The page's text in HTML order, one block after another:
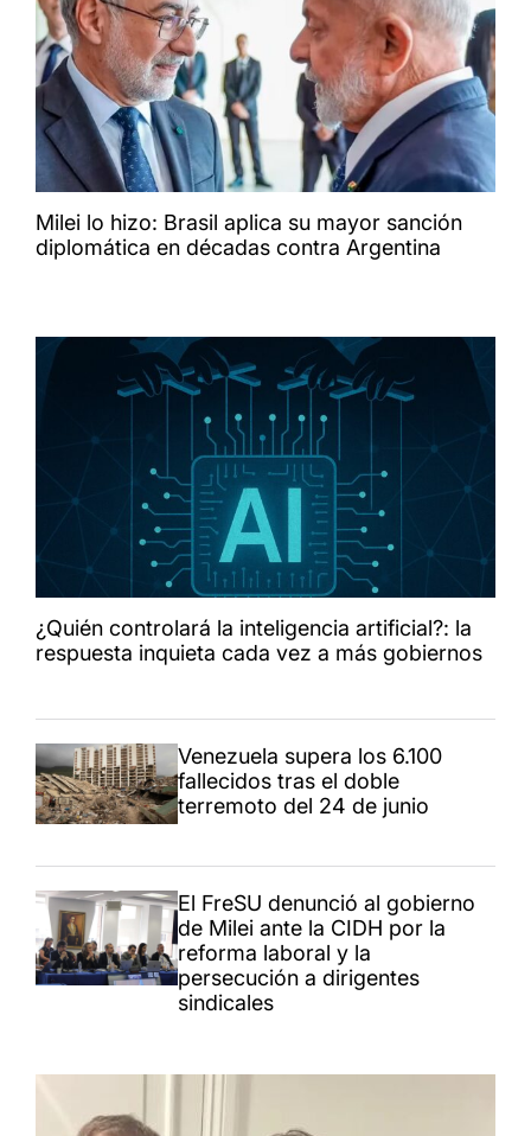
Milei lo hizo: Brasil aplica su mayor sanción
diplomática en décadas contra Argentina
¿Quién controlará la inteligencia artificial?: la
respuesta inquieta cada vez a más gobiernos
Venezuela supera los 6.100
fallecidos tras el doble
terremoto del 24 de junio
El FreSU denunció al gobierno
de Milei ante la CIDH por la
reforma laboral y la
persecución a dirigentes
sindicales